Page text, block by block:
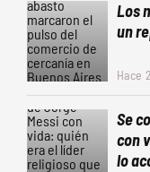
Los
un
Hace
Se
con
lo